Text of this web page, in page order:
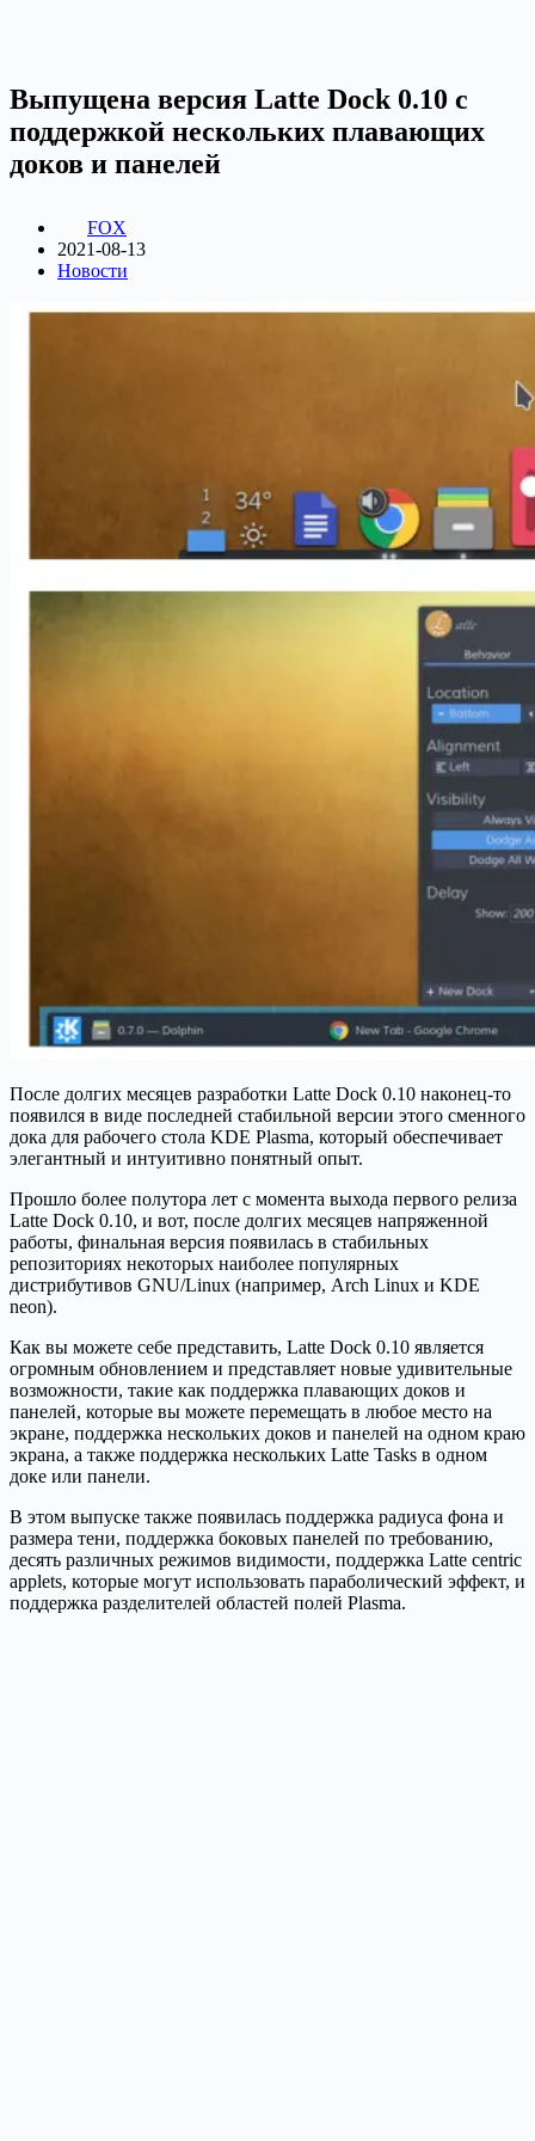
Выпущена версия Latte Dock 0.10 с
поддержкой нескольких плавающих
доков и панелей
FOX
2021-08-13
Новости
После долгих месяцев разработки Latte Dock 0.10 наконец-то
появился в виде последней стабильной версии этого сменного
дока для рабочего стола KDE Plasma, который обеспечивает
элегантный и интуитивно понятный опыт.
Прошло более полутора лет с момента выхода первого релиза
Latte Dock 0.10, и вот, после долгих месяцев напряженной
работы, финальная версия появилась в стабильных
репозиториях некоторых наиболее популярных
дистрибутивов GNU/Linux (например, Arch Linux и KDE
neon).
Как вы можете себе представить, Latte Dock 0.10 является
огромным обновлением и представляет новые удивительные
возможности, такие как поддержка плавающих доков и
панелей, которые вы можете перемещать в любое место на
экране, поддержка нескольких доков и панелей на одном краю
экрана, а также поддержка нескольких Latte Tasks в одном
доке или панели.
В этом выпуске также появилась поддержка радиуса фона и
размера тени, поддержка боковых панелей по требованию,
десять различных режимов видимости, поддержка Latte centric
applets, которые могут использовать параболический эффект, и
поддержка разделителей областей полей Plasma.